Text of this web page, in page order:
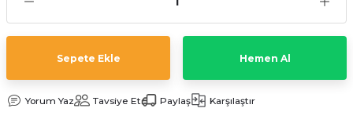
Sepete Ekle Hemen Al
Yorum Yaz Tavsiye Et Paylaş Karşılaştır